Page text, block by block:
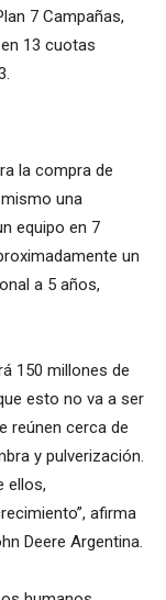
7 Campañas,
13 cuotas
la compra de
una
equipo en 7
un
a 5 años,
150 millones de
esto no va a ser
reúnen cerca de
y pulverización.
ellos,
afirma
Deere Argentina.